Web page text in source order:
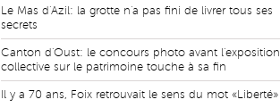
Le Mas d'Azil: la grotte n'a pas fini de livrer tous ses
secrets
Canton d'Oust: le concours photo avant l'exposition
collective sur le patrimoine touche à sa fin
Il y a 70 ans, Foix retrouvait le sens du mot «Liberté»